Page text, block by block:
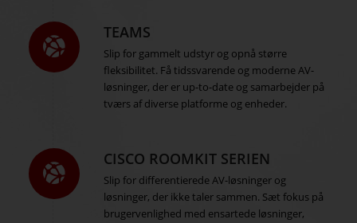
TEAMS
Slip for gammelt udstyr og opnå større
fleksibilitet. Få tidssvarende og moderne AV-
løsninger, der er up-to-date og samarbejder på
tværs af diverse platforme og enheder.
CISCO ROOMKIT SERIEN
Slip for differentierede AV-løsninger og
løsninger, der ikke taler sammen. Sæt fokus på
brugervenlighed med ensartede løsninger,